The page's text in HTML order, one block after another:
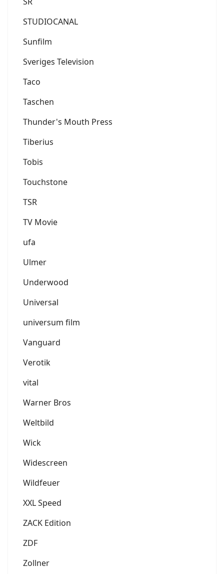
STUDIOCANAL
Sunfilm
Sveriges Television
Taco
Taschen
Thunder's Mouth Press
Tiberius
Tobis
Touchstone
TSR
TV Movie
ufa
Ulmer
Underwood
Universal
universum film
Vanguard
Verotik
vital
Warner Bros
Weltbild
Wick
Widescreen
Wildfeuer
XXL Speed
ZACK Edition
ZDF
Zollner